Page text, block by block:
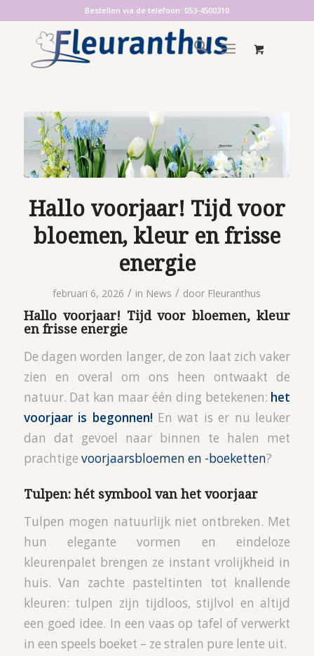
Bestellen via de telefoon: 053-4500310
Hallo voorjaar! Tijd voor
bloemen, kleur en frisse
energie
februari 6, 2026 / in News / door Fleuranthus
Hallo voorjaar! Tijd voor bloemen, kleur
en frisse energie
De dagen worden langer, de zon laat zich vaker
zien en overal om ons heen ontwaakt de
natuur. Dat kan maar één ding betekenen: het
voorjaar is begonnen! En wat is er nu leuker
dan dat gevoel naar binnen te halen met
prachtige voorjaarsbloemen en -boeketten?
Tulpen: hét symbool van het voorjaar
Tulpen mogen natuurlijk niet ontbreken. Met
hun elegante vormen en eindeloze
kleurenpalet brengen ze instant vrolijkheid in
huis. Van zachte pasteltinten tot knallende
kleuren: tulpen zijn tijdloos, stijlvol en altijd
een goed idee. In een vaas op tafel of verwerkt
in een speels boeket – ze stralen pure lente uit.